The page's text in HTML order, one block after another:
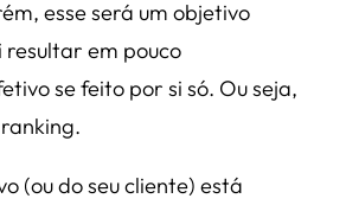
esse será um objetivo
resultar em pouco
se feito por si só. Ou seja,
(ou do seu cliente) está